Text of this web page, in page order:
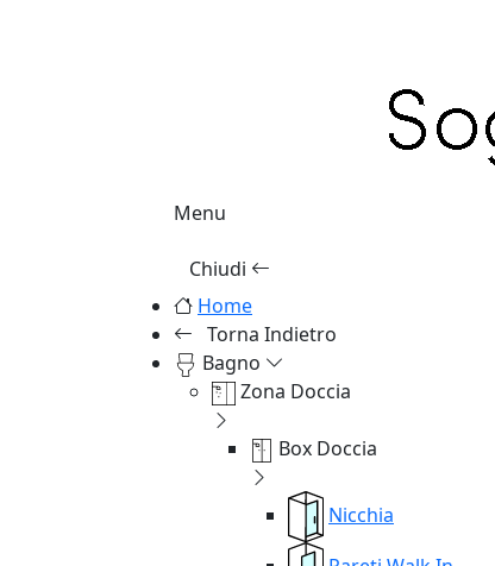
Menu
Chiudi
Home
Torna Indietro
Bagno
Zona Doccia
Box Doccia
Nicchia